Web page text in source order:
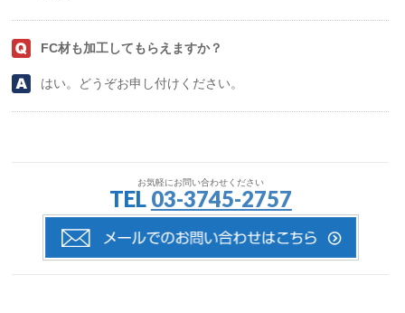
FC材も加工してもらえますか？
はい。どうぞお申し付けください。
お気軽にお問い合わせください
TEL 03-3745-2757